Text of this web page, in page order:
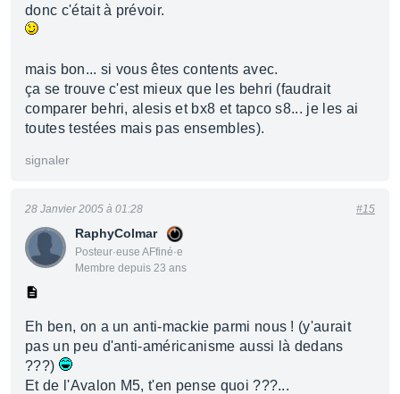
donc c'était à prévoir.
mais bon... si vous êtes contents avec.
ça se trouve c'est mieux que les behri (faudrait
comparer behri, alesis et bx8 et tapco s8... je les ai
toutes testées mais pas ensembles).
signaler
RaphyColmar
Posteur·euse AFfiné·e
Membre depuis 23 ans
28 Janvier 2005 à 01:28 #15
Eh ben, on a un anti-mackie parmi nous ! (y'aurait
pas un peu d'anti-américanisme aussi là dedans
???)
Et de l'Avalon M5, t'en pense quoi ???...